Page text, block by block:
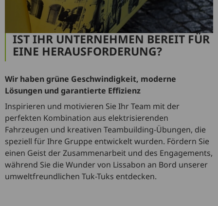
IST IHR UNTERNEHMEN BEREIT FÜR
EINE HERAUSFORDERUNG?
Wir haben grüne Geschwindigkeit, moderne
Lösungen und garantierte Effizienz
Inspirieren und motivieren Sie Ihr Team mit der
perfekten Kombination aus elektrisierenden
Fahrzeugen und kreativen Teambuilding-Übungen, die
speziell für Ihre Gruppe entwickelt wurden. Fördern Sie
einen Geist der Zusammenarbeit und des Engagements,
während Sie die Wunder von Lissabon an Bord unserer
umweltfreundlichen Tuk-Tuks entdecken.